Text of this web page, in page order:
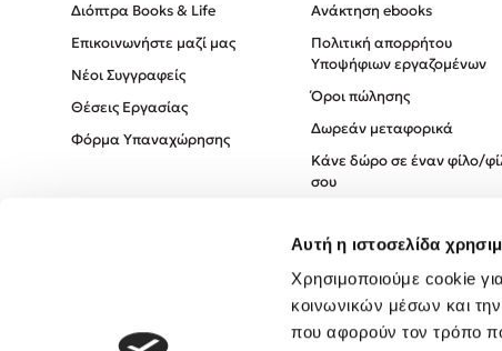
Αυτή η ιστοσελίδα
Χρησιμοποιούμε cookie
κοινωνικών μέσων και
που αφορούν τον τρόπο
Διόπτρα Books & Life
Επικοινωνήστε μαζί μας
Νέοι Συγγραφείς
Θέσεις Εργασίας
Φόρμα Υπαναχώρησης
Ανάκτηση ebooks
Πολιτική απορρήτου
Υποψήφιων εργαζομένων
Όροι πώλησης
Δωρεάν μεταφορικά
Κάνε δώρο σε έναν φίλο/
σου
Πολιτική Απορρήτου
Όροι χρήσης